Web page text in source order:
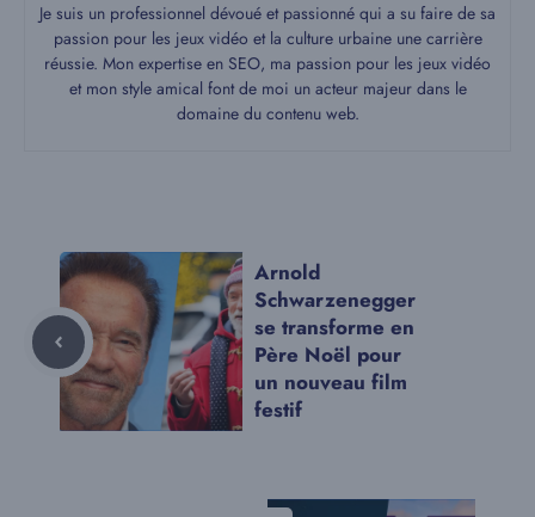
Je suis un professionnel dévoué et passionné qui a su faire de sa
passion pour les jeux vidéo et la culture urbaine une carrière
réussie. Mon expertise en SEO, ma passion pour les jeux vidéo
et mon style amical font de moi un acteur majeur dans le
domaine du contenu web.
Arnold
Schwarzenegger
se transforme en
Père Noël pour
un nouveau film
festif